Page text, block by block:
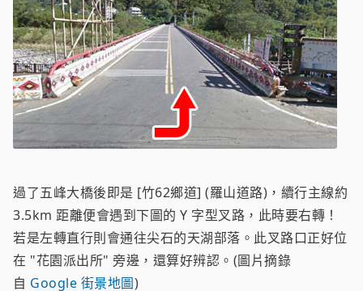
過了五峰大橋後即是 [竹62鄉道] (羅山道路)，續行主線約
3.5km 距離便會遇到下圖的 Y 字型叉路，此時要右轉！
若是左轉直行則會通往尖石的天湖部落。此叉路口正好位
在 "花園派出所" 旁邊，還算好辨認。(圖片摘錄
自 Google 街景地圖)